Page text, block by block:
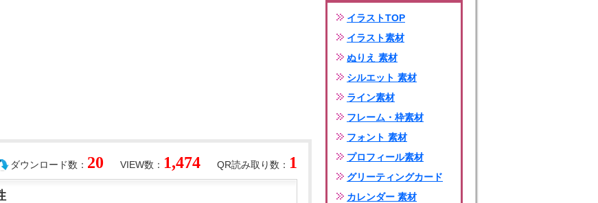
QR読み取り数： 1
VIEW数： 1,474
ダウンロード数： 20
イラストTOP
イラスト素材
ぬりえ 素材
シルエット 素材
ライン素材
フレーム・枠素材
フォント 素材
プロフィール素材
グリーティングカード
カレンダー 素材